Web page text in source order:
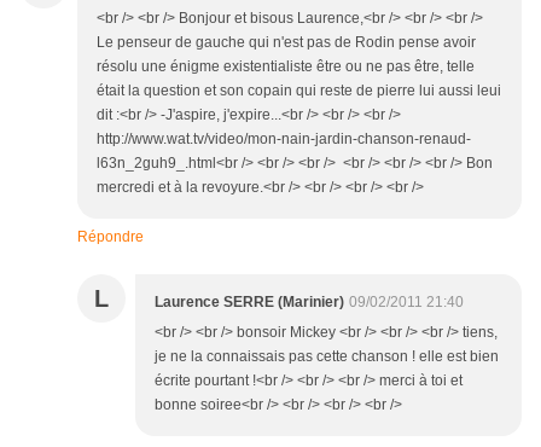
<br /> <br /> Bonjour et bisous Laurence,<br /> <br /> <br />
Le penseur de gauche qui n'est pas de Rodin pense avoir
résolu une énigme existentialiste être ou ne pas être, telle
était la question et son copain qui reste de pierre lui aussi leui
dit :<br /> -J'aspire, j'expire...<br /> <br /> <br />
http://www.wat.tv/video/mon-nain-jardin-chanson-renaud-
l63n_2guh9_.html<br /> <br /> <br /> <br /> <br /> <br /> Bon
mercredi et à la revoyure.<br /> <br /> <br /> <br />
Répondre
L Laurence SERRE (Marinier) 09/02/2011 21:40
<br /> <br /> bonsoir Mickey <br /> <br /> <br /> tiens,
je ne la connaissais pas cette chanson ! elle est bien
écrite pourtant !<br /> <br /> <br /> merci à toi et
bonne soiree<br /> <br /> <br /> <br />